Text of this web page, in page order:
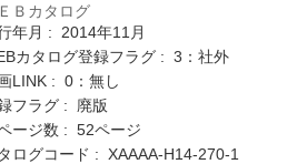
Ｂカタログ
年月 : 2014年11月
カタログ登録フラグ : 3：社外
LINK : 0：無し
フラグ : 廃版
ージ数 : 52ページ
ログコード : XAAAA-H14-270-1